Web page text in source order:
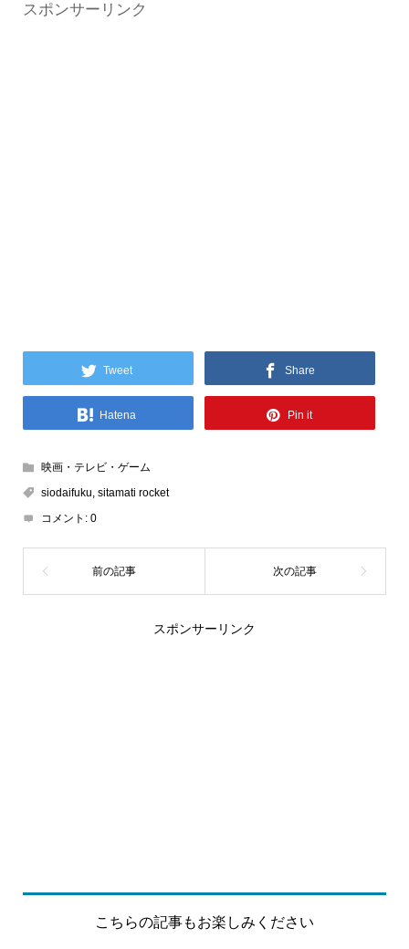
スポンサーリンク
Tweet Share
Hatena Pin it
映画・テレビ・ゲーム
siodaifuku, sitamati rocket
コメント: 0
スポンサーリンク
こちらの記事もお楽しみください